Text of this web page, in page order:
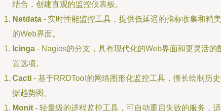
结合，创建直观的监控仪表板。
Netdata - 实时性能监控工具，提供低延迟的指标收集和精美
的Web界面。
Icinga - Nagios的分支，具有现代化的Web界面和更灵活的
置选项。
Cacti - 基于RRDTool的网络图形化监控工具，擅长绘制历
据趋势图。
Monit - 轻量级的进程监控工具，可自动重启失败的服务，适